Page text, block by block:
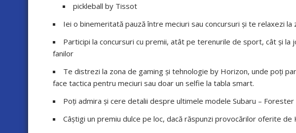
pickleball by Tissot
Iei o binemeritată pauză între meciuri sau concursuri și te relaxezi la
Participi la concursuri cu premii, atât pe terenurile de sport, cât și la
fanilor
Te distrezi la zona de gaming și tehnologie by Horizon, unde poți
face tactica pentru meciuri sau doar un selfie la tabla smart.
Poți admira și cere detalii despre ultimele modele Subaru –
Câștigi un premiu dulce pe loc, dacă răspunzi provocărilor oferite de